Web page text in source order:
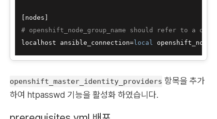
# openshift_node_group_name should refer to a
localhost ansible_connection=local
openshift_master_identity_providers 항목을 추가
하여 htpasswd 기능을 활성화 하였습니다.